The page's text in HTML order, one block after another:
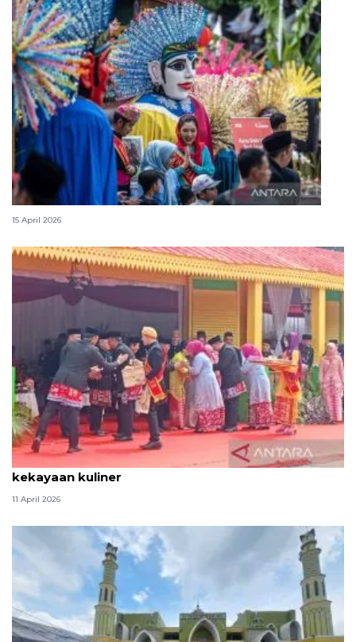
Lebaran Betawi, harmoni tradisi dan kota global
15 April 2026
Tradisi hantaran Lebaran Betawi simbol bakti dan
kekayaan kuliner
11 April 2026